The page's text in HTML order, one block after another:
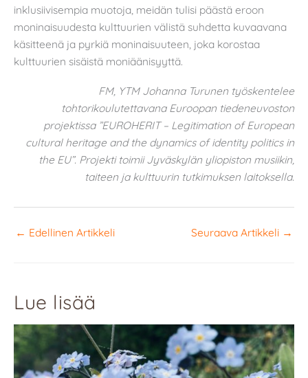
inklusiivisempia muotoja, meidän tulisi päästä eroon
moninaisuudesta kulttuurien välistä suhdetta kuvaavana
käsitteenä ja pyrkiä moninaisuuteen, joka korostaa
kulttuurien sisäistä moniäänisyyttä.
FM, YTM Johanna Turunen työskentelee
tohtorikoulutettavana Euroopan tiedeneuvoston
projektissa ”EUROHERIT – Legitimation of European
cultural heritage and the dynamics of identity politics in
the EU”. Projekti toimii Jyväskylän yliopiston musiikin,
taiteen ja kulttuurin tutkimuksen laitoksella.
← Edellinen Artikkeli Seuraava Artikkeli →
Lue lisää